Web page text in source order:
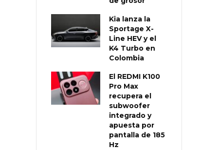
Kia lanza la
Sportage X-
Line HEV y el
K4 Turbo en
Colombia
El REDMI K100
Pro Max
recupera el
subwoofer
integrado y
apuesta por
pantalla de 185
Hz